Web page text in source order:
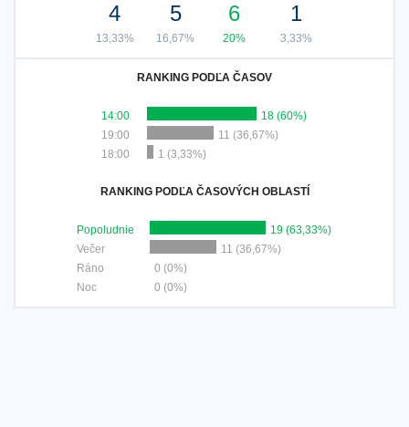
4
13,33%
5
16,67%
6
20%
1
3,33%
RANKING PODĽA ČASOV
14:00
18 (60%)
19:00
11 (36,67%)
18:00
1 (3,33%)
RANKING PODĽA ČASOVÝCH OBLASTÍ
Popoludnie
19 (63,33%)
Večer
11 (36,67%)
Ráno
0 (0%)
Noc
0 (0%)